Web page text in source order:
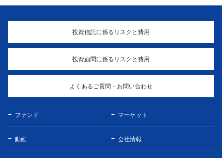
投資信託に係るリスクと費用
投資顧問に係るリスクと費用
よくあるご質問・お問い合わせ
ファンド マーケット
動画 会社情報